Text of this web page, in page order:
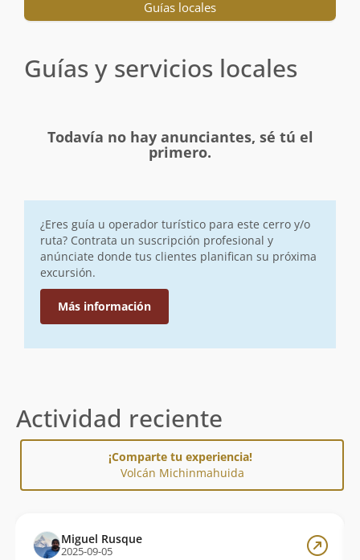
Guías locales
Guías y servicios locales
Todavía no hay anunciantes, sé tú el
primero.
¿Eres guía u operador turístico para este cerro y/o
ruta? Contrata un suscripción profesional y
anúnciate donde tus clientes planifican su próxima
excursión.
Más información
Actividad reciente
¡Comparte tu experiencia!
Volcán Michinmahuida
Miguel Rusque
2025-09-05